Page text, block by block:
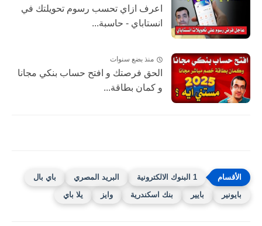
اعرف ازاي تحسب رسوم تحويلتك في
انستاباي - حاسبة...
منذ بضع سنوات
الحق فرصتك و افتح حساب بنكي مجانا
و كمان بطاقة...
1 البنوك الالكترونية البريد المصري
باي بال
بايونير
بايير بنك اسكندرية وايز يلا باي